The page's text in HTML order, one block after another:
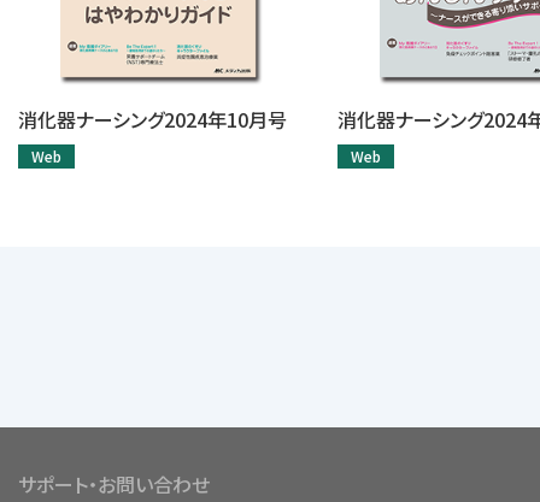
消化器ナーシング2024年10月号
Web
消化器ナーシング2024
Web
サポート・お問い合わせ